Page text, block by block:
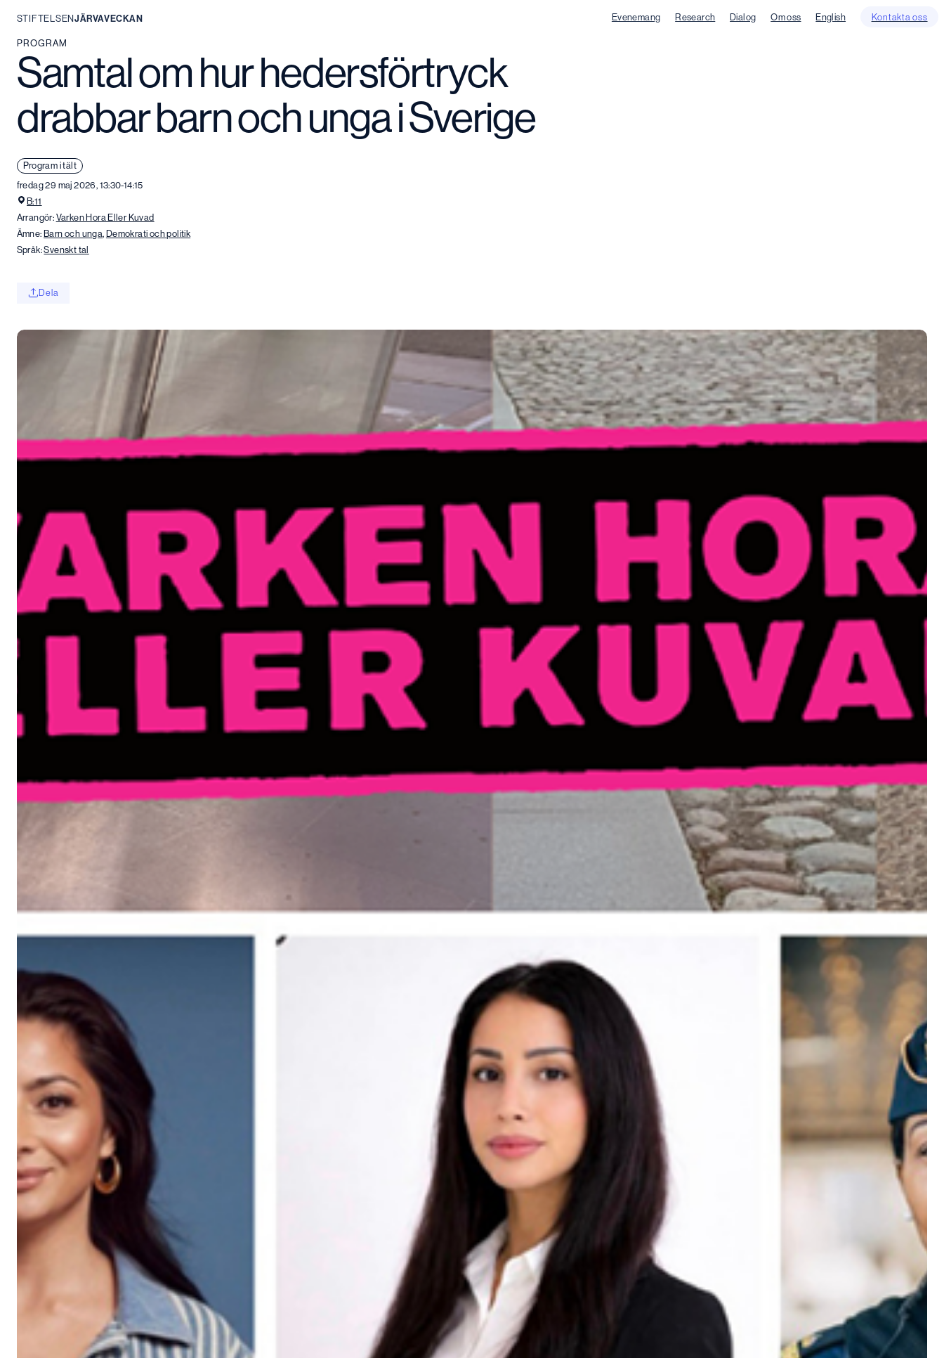
Hoppa
innehåll
STIFTELSENJÄRVAVECKAN Evenemang Research Dialog Om oss English Kontakta oss
PROGRAM
Samtal om hur hedersförtryck
drabbar barn och unga i Sverige
Program i tält
fredag 29 maj 2026, 13:30-14:15
B:11
Arrangör:Varken Hora Eller Kuvad
Ämne:Barn och unga,Demokrati och politik
Språk:Svenskt tal
Dela